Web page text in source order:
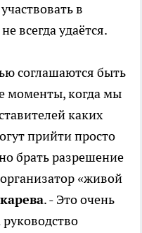
в
всегда удаётся.
соглашаются быть
моменты, когда мы
каких
прийти просто
брать разрешение
«живой
. - Это очень